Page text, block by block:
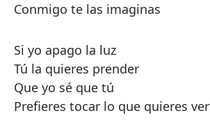
Conmigo te las imaginas
Si yo apago la luz
Tú la quieres prender
Que yo sé que tú
Prefieres tocar lo que quieres ver